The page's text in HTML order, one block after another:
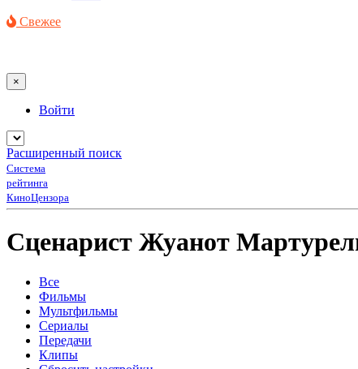
Свежее
×
Войти
Расширенный поиск
Система
рейтинга
КиноЦензора
Сценарист Жуанот
Все
Фильмы
Мультфильмы
Сериалы
Передачи
Клипы